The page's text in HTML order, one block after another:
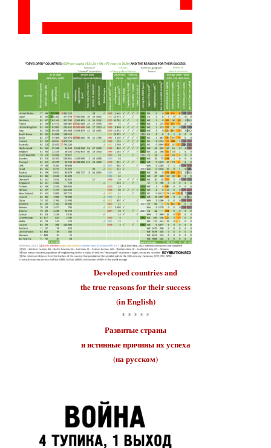
Developed countriesand
the true reasons for theirsuccess
(in English)
* * * * *
Развитые страны
и истинные причины ихуспеха
(на русском)